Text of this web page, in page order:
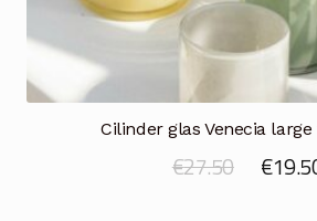
Cilinder glas Venecia
€27.50 €